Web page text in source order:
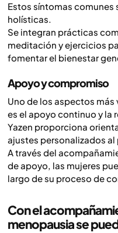
Estos síntomas
holísticas.
Se integran prácticas
meditación y ejercicios
fomentar el bienestar
Apoyo y compromiso
Uno de los aspectos más
es el apoyo continuo y la
Yazen proporciona
ajustes personalizados al
A través del
de apoyo, las mujeres
largo de su proceso de
Con el
menopausia se